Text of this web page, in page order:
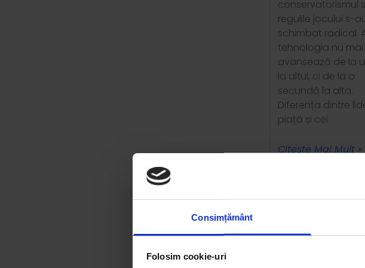
Consimțământ
Folosim cookie-uri
conservatorismul
regulile jocului s-
schimbat radical.
tehnologia nu mai
avansează de la
la altul, ci de la o
secundă la alta.
Diferența dintre
piață și cei
Citeşte Mai Mult »